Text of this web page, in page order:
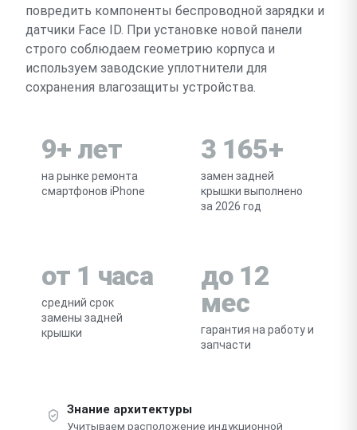
повредить компоненты беспроводной зарядки и
датчики Face ID. При установке новой панели
строго соблюдаем геометрию корпуса и
используем заводские уплотнители для
сохранения влагозащиты устройства.
9+ лет
на рынке ремонта
смартфонов iPhone
3 165+
замен задней
крышки выполнено
за 2026 год
от 1 часа
средний срок
замены задней
крышки
до 12
мес
гарантия на работу и
запчасти
Знание архитектуры
Учитываем расположение индукционной